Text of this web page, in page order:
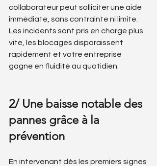
collaborateur peut solliciter une aide
immédiate, sans contrainte ni limite.
Les incidents sont pris en charge plus
vite, les blocages disparaissent
rapidement et votre entreprise
gagne en fluidité au quotidien.
2/ Une baisse notable des
pannes grâce à la
prévention
En intervenant dès les premiers signes